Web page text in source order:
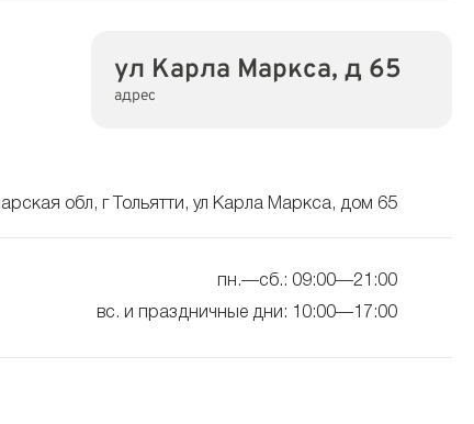
ул Карла Маркса, д 65
адрес
обл, г Тольятти, ул Карла Маркса, дом 65
пн.—сб.: 09:00—21:00
вс. и праздничные дни: 10:00—17:00